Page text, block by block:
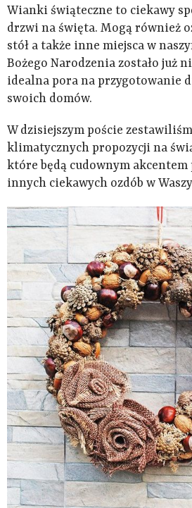
Wianki świąteczne to ciekawy
drzwi na święta. Mogą również
stół a także inne miejsca w
Bożego Narodzenia zostało już
idealna pora na przygotowanie
swoich domów.
W dzisiejszym poście
klimatycznych propozycji na
które będą cudownym
innych ciekawych ozdób w